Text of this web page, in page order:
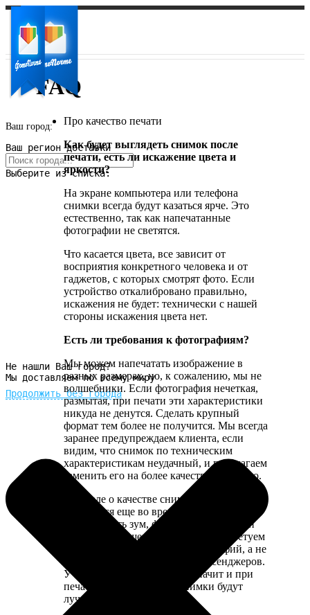
Ваш город:
Ваш регион доставки
Выберите из списка:
Не нашли Ваш город?
Мы доставляем по всему миру
Продолжить без города
FAQ
Про качество печати
Как будет выглядеть снимок после
печати, есть ли искажение цвета и
яркости?
На экране компьютера или телефона
снимки всегда будут казаться ярче. Это
естественно, так как напечатанные
фотографии не светятся.
Что касается цвета, все зависит от
восприятия конкретного человека и от
гаджетов, с которых смотрят фото. Если
устройство откалибровано правильно,
искажения не будет: технически с нашей
стороны искажения цвета нет.
Есть ли требования к фотографиям?
Мы можем напечатать изображение в
разных размерах, но, к сожалению, мы не
волшебники. Если фотография нечеткая,
размытая, при печати эти характеристики
никуда не денутся. Сделать крупный
формат тем более не получится. Мы всегда
заранее предупреждаем клиента, если
видим, что снимок по техническим
характеристикам неудачный, и предлагаем
заменить его на более качественное фото.
В идеале о качестве снимка нужно
заботиться еще во время съемки: не
использовать зум, фотографировать при
хорошем освещении и пр. Также советуем
использовать оригиналы фотографий, а не
скачанные из соцсетей или мессенджеров.
У них выше разрешение, а значит и при
печати выглядеть такие снимки будут
лучше.